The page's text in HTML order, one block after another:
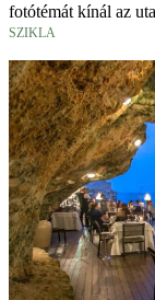
fotótémát kínál az
SZIKLA